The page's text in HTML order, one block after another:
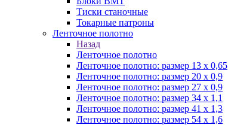
Тиски станочные
Токарные патроны
Ленточное полотно
Назад
Ленточное полотно
Ленточное полотно: размер 13 х 0,65
Ленточное полотно: размер 20 х 0,9
Ленточное полотно: размер 27 х 0,9
Ленточное полотно: размер 34 х 1,1
Ленточное полотно: размер 41 х 1,3
Ленточное полотно: размер 54 х 1,6